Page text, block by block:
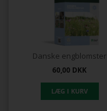
Danske engblomster
60,00 DKK